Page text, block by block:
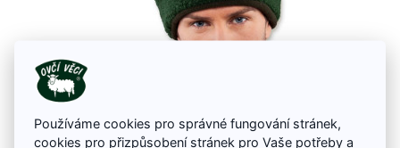
Používáme cookies pro správné fungování stránek,
cookies pro přizpůsobení stránek pro Vaše potřeby a